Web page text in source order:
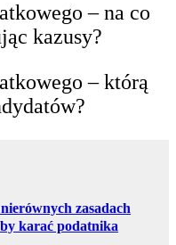
– na co
kazusy?
– którą
zasadach
by karać podatnika